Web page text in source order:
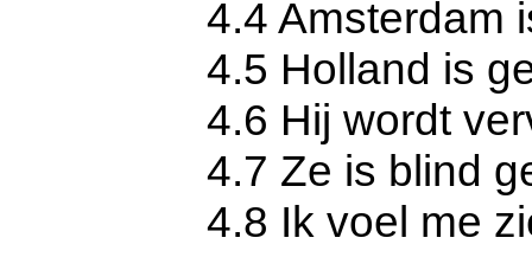
4.4 Amsterdam
4.5 Holland is
4.6 Hij wordt
4.7 Ze is blind
4.8 Ik voel me